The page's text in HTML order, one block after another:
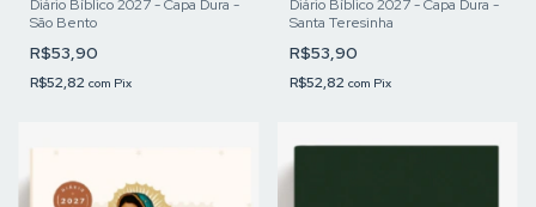
Diário Bíblico 2027 - Capa Dura -
São Bento
R$53,90
R$52,82 com Pix
Diário Bíblico 2027 - Capa Dura -
Santa Teresinha
R$53,90
R$52,82 com Pix